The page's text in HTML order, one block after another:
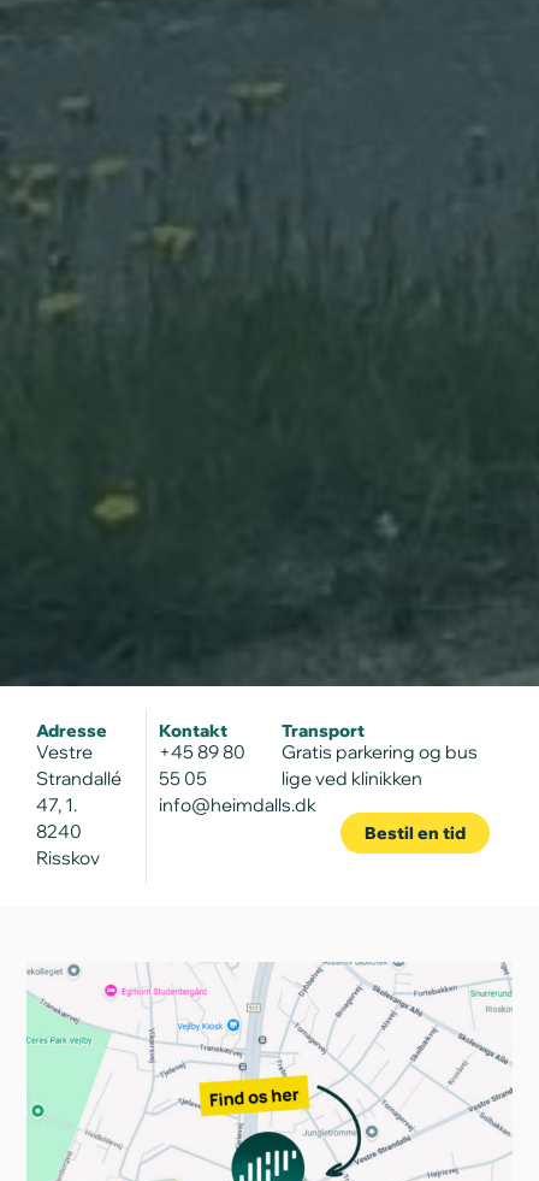
Adresse
Vestre
Strandallé
47, 1.
8240
Risskov
Kontakt
+45 89 80
55 05
info@heimdalls.dk
Transport
Gratis parkering og bus
lige ved klinikken
Bestil en tid